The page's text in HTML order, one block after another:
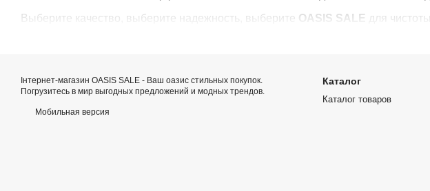
Выберите качество, выберите надежность, выберите OASIS SALE для
Інтернет-магазин OASIS SALE - Ваш оазис стильных покупок.
Погрузитесь в мир выгодных предложений и модных трендов.
Мобильная версия
Каталог
Каталог товаров